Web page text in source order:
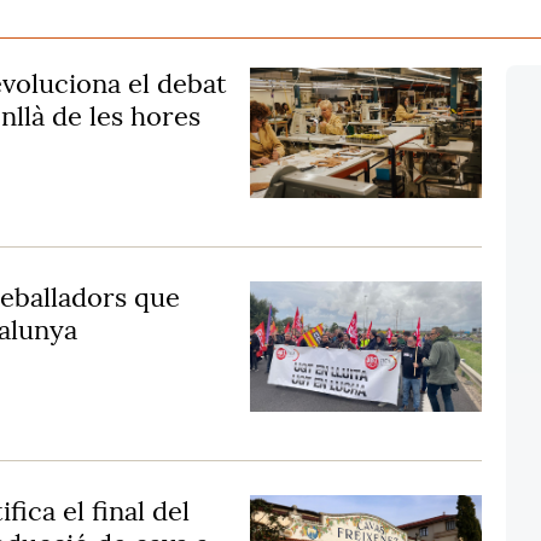
el debat
de les hores
que
el final del